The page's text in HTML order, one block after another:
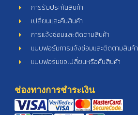
การรับประกันสินค้า
เปลี่ยนและคืนสินค้า
การแจ้งซ่อมและติดตามสินค้า
แบบฟอร์มการแจ้งซ่อมและติดตามสินค้า
แบบฟอร์มขอเปลี่ยนหรือคืนสินค้า
ช่องทางการชำระเงิน